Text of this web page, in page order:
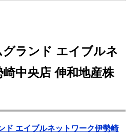
ランド エイブルネ
中央店 伸和地産株
ド エイブルネットワーク伊勢崎